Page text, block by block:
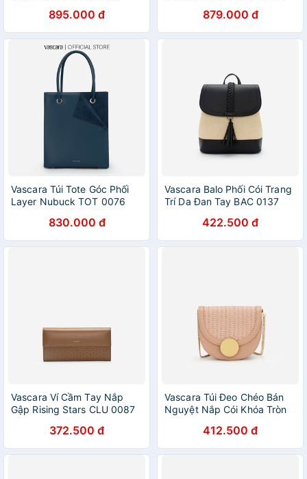
895.000 đ 879.000 đ
Vascara Túi Tote Góc Phối
Layer Nubuck TOT 0076
830.000 đ
Vascara Balo Phối Cói Trang
Trí Da Đan Tay BAC 0137
422.500 đ
Vascara Ví Cầm Tay Nắp
Gập Rising Stars CLU 0087
372.500 đ
Vascara Túi Đeo Chéo Bán
Nguyệt Nắp Cói Khóa Tròn
412.500 đ